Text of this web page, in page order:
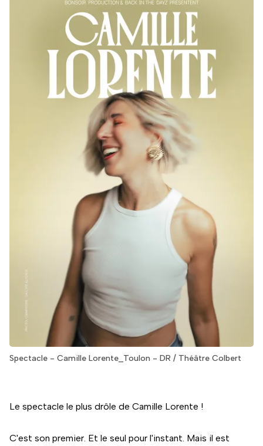
Spectacle - Camille Lorente_Toulon - DR / Théâtre Colbert
Le spectacle le plus drôle de Camille Lorente !
C'est son premier. Et le seul pour l'instant. Mais il est